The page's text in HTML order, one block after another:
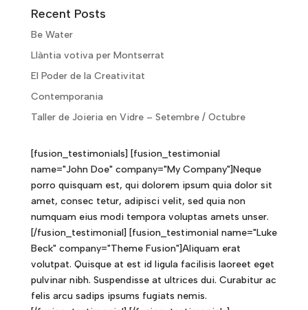
Recent Posts
Be Water
Llàntia votiva per Montserrat
El Poder de la Creativitat
Contemporania
Taller de Joieria en Vidre – Setembre / Octubre
[fusion_testimonials] [fusion_testimonial
name="John Doe" company="My Company"]Neque
porro quisquam est, qui dolorem ipsum quia dolor sit
amet, consec tetur, adipisci velit, sed quia non
numquam eius modi tempora voluptas amets unser.
[/fusion_testimonial] [fusion_testimonial name="Luke
Beck" company="Theme Fusion"]Aliquam erat
volutpat. Quisque at est id ligula facilisis laoreet eget
pulvinar nibh. Suspendisse at ultrices dui. Curabitur ac
felis arcu sadips ipsums fugiats nemis.